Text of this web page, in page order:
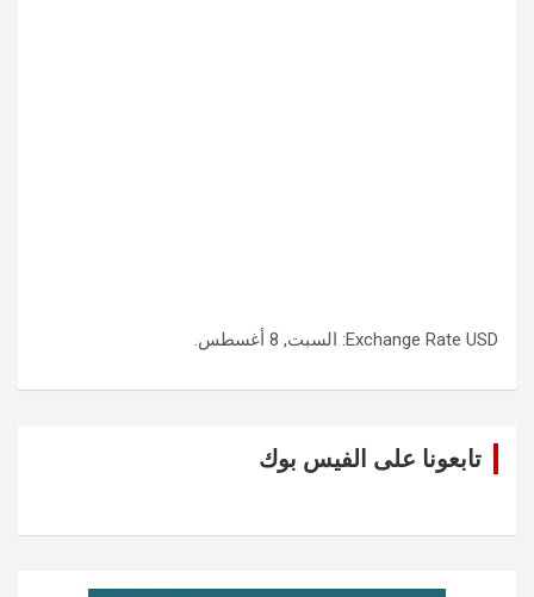
Exchange Rate USD : السبت, 8 أغسطس.
تابعونا على الفيس بوك